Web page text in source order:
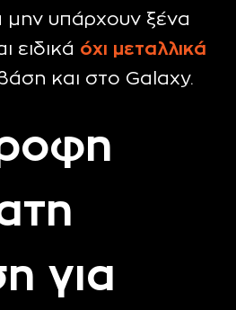
μην υπάρχουν ξένα
ειδικά όχι μεταλλικά
και στο Galaxy.
για